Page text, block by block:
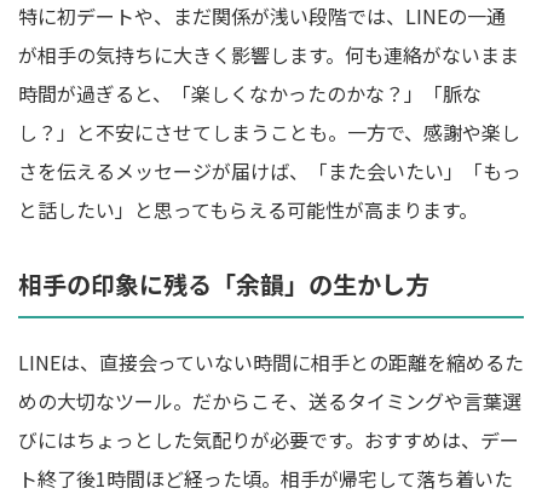
特に初デートや、まだ関係が浅い段階では、LINEの一通
が相手の気持ちに大きく影響します。何も連絡がないまま
時間が過ぎると、「楽しくなかったのかな？」「脈な
し？」と不安にさせてしまうことも。一方で、感謝や楽し
さを伝えるメッセージが届けば、「また会いたい」「もっ
と話したい」と思ってもらえる可能性が高まります。
相手の印象に残る「余韻」の生かし方
LINEは、直接会っていない時間に相手との距離を縮めるた
めの大切なツール。だからこそ、送るタイミングや言葉選
びにはちょっとした気配りが必要です。おすすめは、デー
ト終了後1時間ほど経った頃。相手が帰宅して落ち着いた